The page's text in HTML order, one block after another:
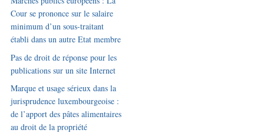
Cour se prononce sur le salaire
minimum d’un sous-traitant
établi dans un autre Etat membre
Pas de droit de réponse pour les
publications sur un site Internet
Marque et usage sérieux dans la
jurisprudence luxembourgeoise :
de l’apport des pâtes alimentaires
au droit de la propriété